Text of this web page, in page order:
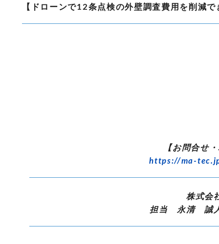
【ドローンで12条点検の外壁調査費用を削減で
【お問合せ
https://ma-
株式会
担当 永清 誠